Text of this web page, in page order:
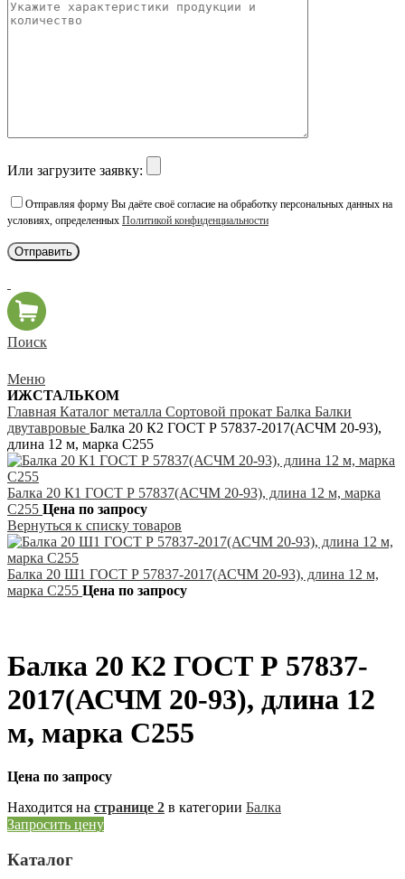
Или загрузите заявку:
Отправляя форму Вы даёте своё согласие на обработку персональных данных на
условиях, определенных Политикой конфиденциальности
Поиск
Меню
ИЖСТАЛЬКОМ
Главная Каталог металла Сортовой прокат Балка Балки
двутавровые Балка 20 К2 ГОСТ Р 57837-2017(АСЧМ 20-93),
длина 12 м, марка С255
Балка 20 К1 ГОСТ Р 57837(АСЧМ 20-93), длина 12 м, марка
С255 Цена по запросу
Вернуться к списку товаров
Балка 20 Ш1 ГОСТ Р 57837-2017(АСЧМ 20-93), длина 12 м,
марка С255 Цена по запросу
Балка 20 К2 ГОСТ Р 57837-
2017(АСЧМ 20-93), длина 12
м, марка С255
Цена по запросу
Находится на странице 2 в категории Балка
Запросить цену
Каталог